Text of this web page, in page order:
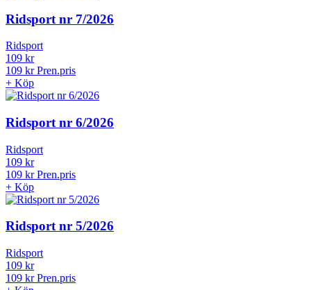
Ridsport nr 7/2026
Ridsport
109 kr
109 krPren.pris
+Köp
Ridsport nr 6/2026
Ridsport
109 kr
109 krPren.pris
+Köp
Ridsport nr 5/2026
Ridsport
109 kr
109 krPren.pris